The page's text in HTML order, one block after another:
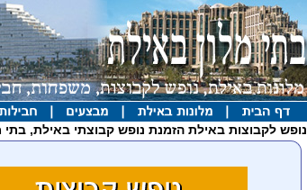
נופש לקבוצות באילת הזמנת נופש קבוצתי באילת, בתי